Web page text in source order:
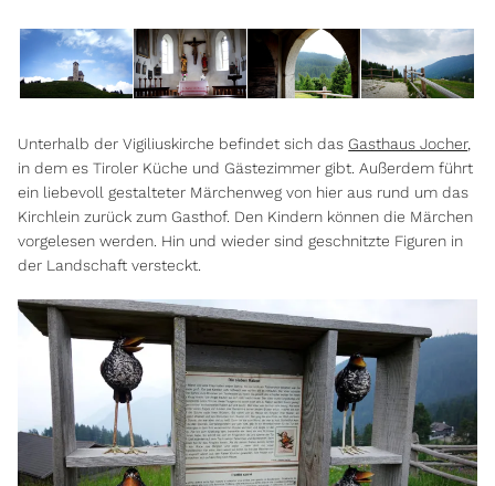
Unterhalb der Vigiliuskirche befindet sich das Gasthaus Jocher,
in dem es Tiroler Küche und Gästezimmer gibt. Außerdem führt
ein liebevoll gestalteter Märchenweg von hier aus rund um das
Kirchlein zurück zum Gasthof. Den Kindern können die Märchen
vorgelesen werden. Hin und wieder sind geschnitzte Figuren in
der Landschaft versteckt.